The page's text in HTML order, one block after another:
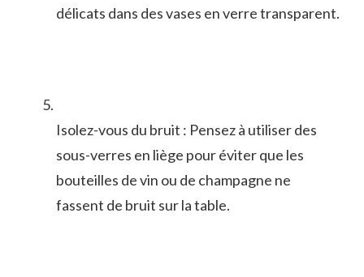
délicats ⁣dans des vases en⁣ verre ‍transparent.
Isolez-vous du bruit : Pensez à utiliser des
sous-verres en liège pour éviter​ que les
bouteilles de vin ou de champagne ne⁤
fassent de bruit sur la table.